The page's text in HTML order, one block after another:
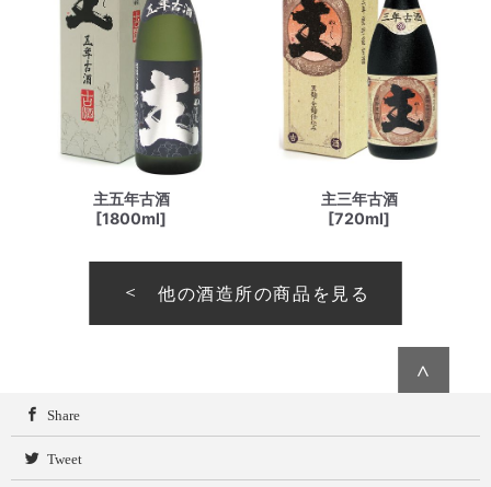
主五年古酒
[1800ml]
主三年古酒
[720ml]
他の酒造所の商品を見る
∧
Share
Tweet